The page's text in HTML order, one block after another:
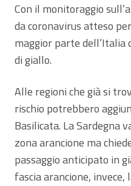
Con il monitoraggio
da coronavirus atteso
maggior parte
di giallo.
Alle regioni che già si
rischio potrebbero
Basilicata. La Sardegna
zona arancione ma
passaggio anticipato in
fascia arancione, invece,